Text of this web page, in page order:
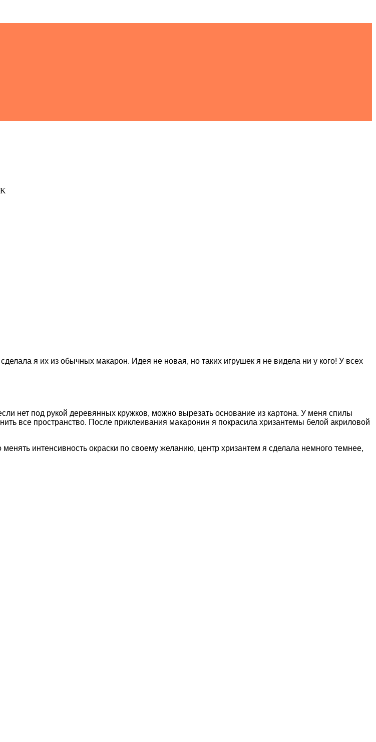
я их из обычных макарон. Идея не новая, но таких игрушек я не видела ни у кого! У всех
нет под рукой деревянных кружков, можно вырезать основание из картона. У меня спилы
все пространство. После приклеивания макаронин я покрасила хризантемы белой акриловой
интенсивность окраски по своему желанию, центр хризантем я сделала немного темнее,